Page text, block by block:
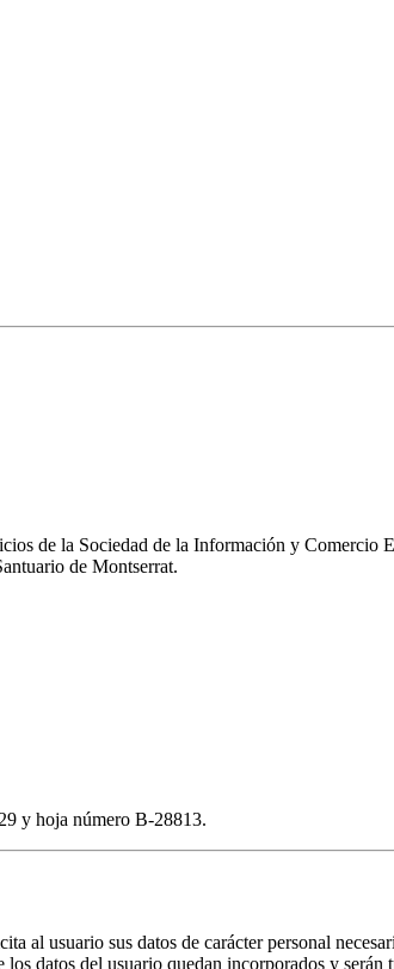
de la Sociedad de la Información y Comercio
de Montserrat.
y hoja número B-28813.
al usuario sus datos de carácter personal
los datos del usuario quedan incorporados y